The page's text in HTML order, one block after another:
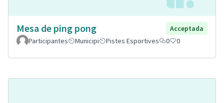
Mesa de ping pong
Acceptada
Participantes
Municipi Pistes Esportives 0 0